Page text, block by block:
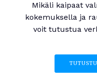
Mikäli kaipaat
kokemuksella ja
voit tutustua